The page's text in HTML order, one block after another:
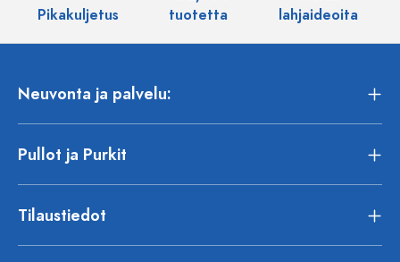
Pikakuljetus
tuotetta
lahjaideoita
Neuvonta ja palvelu:
Pullot ja Purkit
Tilaustiedot